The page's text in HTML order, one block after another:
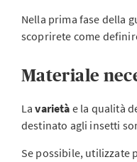
Nella prima fase della
scoprirete come
Materiale
Lavarietà e la qualità
destinato agli insetti
Se possibile, utilizzate